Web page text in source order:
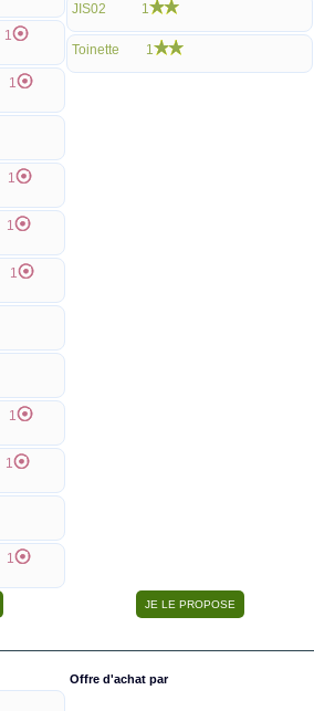
1
1
1
1
1
1
1
1
JIS02 1
Toinette 1
Offre d'achat par